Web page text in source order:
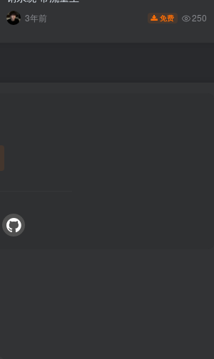
3年前 免费 250